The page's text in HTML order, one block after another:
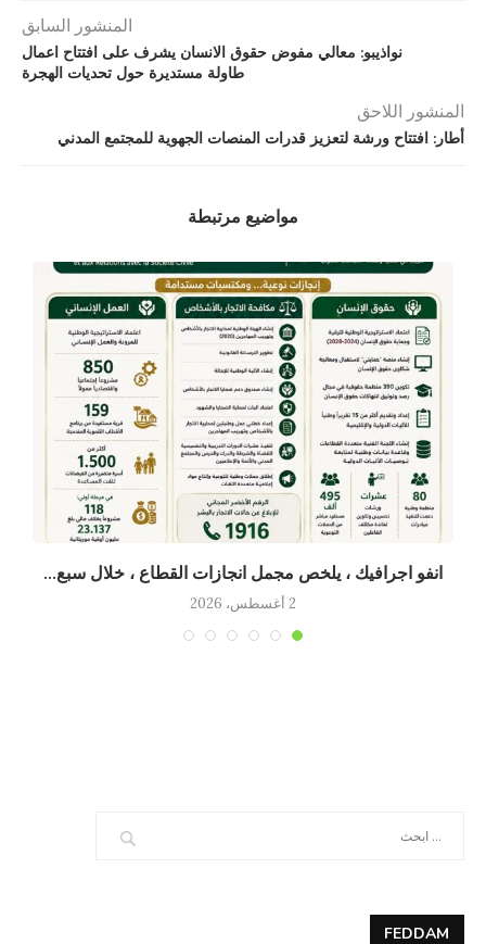
المنشور السابق
نواذيبو: معالي مفوض حقوق الانسان يشرف على افتتاح اعمال
طاولة مستديرة حول تحديات الهجرة
المنشور اللاحق
أطار: افتتاح ورشة لتعزيز قدرات المنصات الجهوية للمجتمع المدني
مواضيع مرتبطة
انفو اجرافيك ، يلخص مجمل انجازات القطاع ، خلال سبع...
2 أغسطس، 2026
FEDDAM